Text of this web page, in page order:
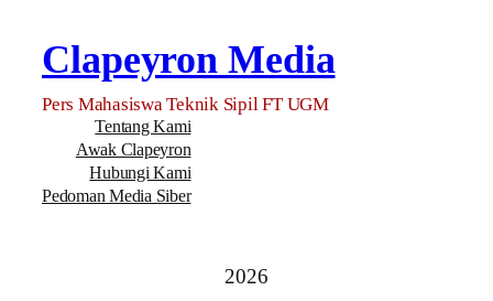
Clapeyron Media
Pers Mahasiswa Teknik Sipil FT UGM
Tentang Kami
Awak Clapeyron
Hubungi Kami
Pedoman Media Siber
2026